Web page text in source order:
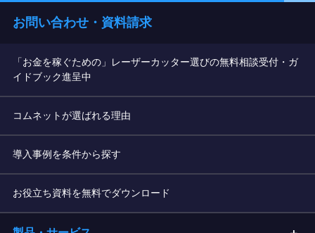
お問い合わせ・資料請求
「お金を稼ぐための」レーザーカッター選びの無料相談受付・ガ
イドブック進呈中
コムネットが選ばれる理由
導入事例を条件から探す
お役立ち資料を無料でダウンロード